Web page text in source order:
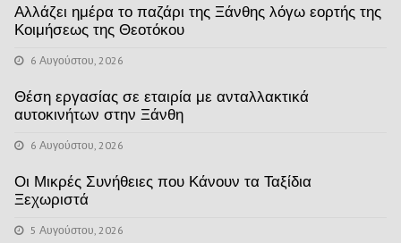
Αλλάζει ημέρα το παζάρι της Ξάνθης λόγω εορτής της
Κοιμήσεως της Θεοτόκου
6 Αυγούστου, 2026
Θέση εργασίας σε εταιρία με ανταλλακτικά
αυτοκινήτων στην Ξάνθη
6 Αυγούστου, 2026
Οι Μικρές Συνήθειες που Κάνουν τα Ταξίδια
Ξεχωριστά
5 Αυγούστου, 2026